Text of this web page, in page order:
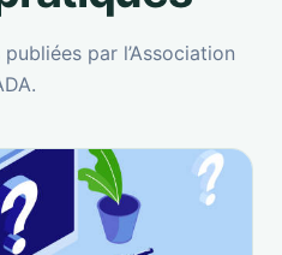
par l’Association